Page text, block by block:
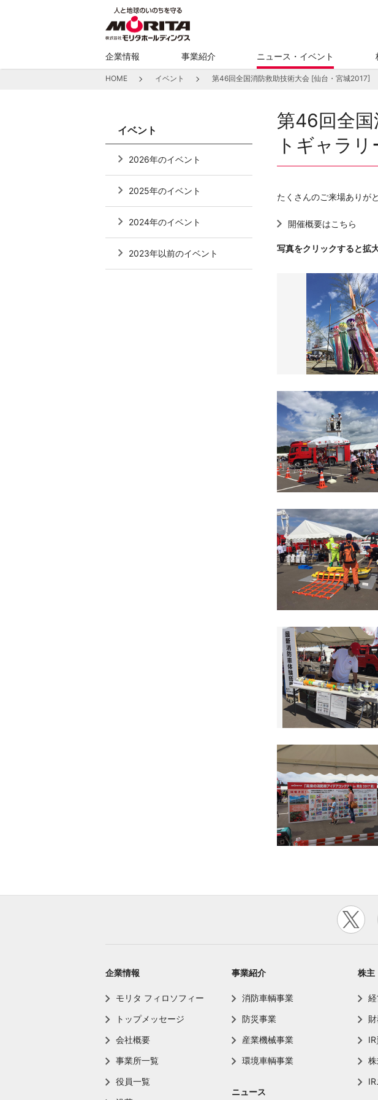
企業情報 事業紹介 ニュース・イベント
HOME イベント 第46回全国消防救助技術大会 [仙台・宮城2017]
第46回全
トギャラリ
たくさんのご来場ありが
開催概要はこちら
写真をクリックすると拡
イベント
2026年のイベント
2025年のイベント
2024年のイベント
2023年以前のイベント
企業情報
モリタ フィロソフィー
トップメッセージ
会社概要
事業所一覧
役員一覧
事業紹介
消防車輌事業
防災事業
産業機械事業
環境車輌事業
ニュース
株主